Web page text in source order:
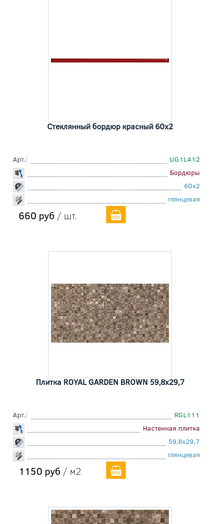
Стеклянный бордюр красный 60x2
Арт.:
UG1L412
Бордюры
60x2
глянцевая
660 руб / шт.
Плитка ROYAL GARDEN BROWN 59,8x29,7
Арт.:
RGL111
Настенная плитка
59,8x29,7
глянцевая
1150 руб / м2